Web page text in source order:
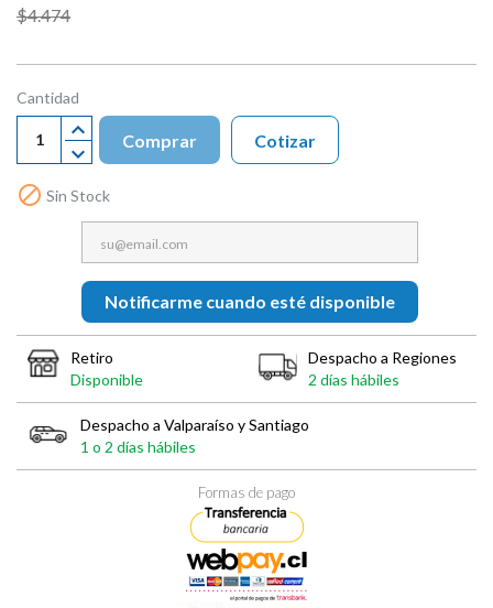
$4.474
Cantidad
Comprar
 Sin Stock
Notificarme cuando esté disponible
Cotizar
Retiro
Disponible
Despacho a Regiones
2 días hábiles
Despacho a Valparaíso y Santiago
1 o 2 días hábiles
Formas de pago